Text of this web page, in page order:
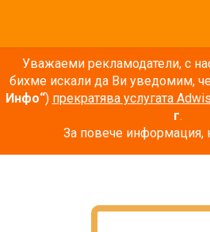
Уважаеми рекламодатели, с
бихме искали да Ви уведомим,
Инфо“) прекратява услугата
г.
За повече информация,